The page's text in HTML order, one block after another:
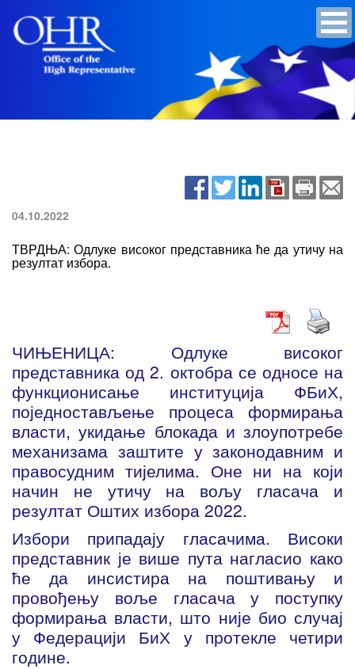
04.10.2022
ТВРДЊА: Одлуке високог представника ће да утичу на
резултат избора.
ЧИЊЕНИЦА: Одлуке високог
представника од 2. октобра се односе на
функционисање институција ФБиХ,
поједностављење процеса формирања
власти, укидање блокада и злоупотребе
механизама заштите у законодавним и
правосудним тијелима. Оне ни на који
начин не утичу на вољу гласача и
резултат Оштих избора 2022.
Избори припадају гласачима. Високи
представник је више пута нагласио како
ће да инсистира на поштивању и
провођењу воље гласача у поступку
формирања власти, што није био случај
у Федерацији БиХ у протекле четири
године.